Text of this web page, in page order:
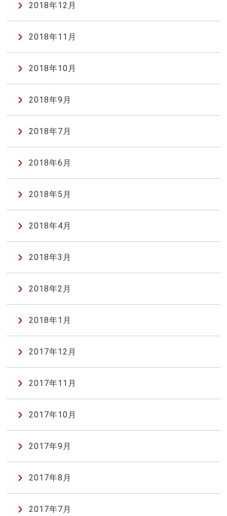
2018年12月
2018年11月
2018年10月
2018年9月
2018年7月
2018年6月
2018年5月
2018年4月
2018年3月
2018年2月
2018年1月
2017年12月
2017年11月
2017年10月
2017年9月
2017年8月
2017年7月